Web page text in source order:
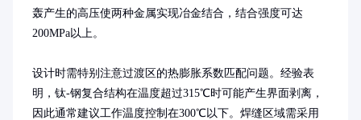
轰产生的高压使两种金属实现冶金结合，结合强度可达
200MPa以上。
设计时需特别注意过渡区的热膨胀系数匹配问题。经验表
明，钛-钢复合结构在温度超过315℃时可能产生界面剥离，
因此通常建议工作温度控制在300℃以下。焊缝区域需采用